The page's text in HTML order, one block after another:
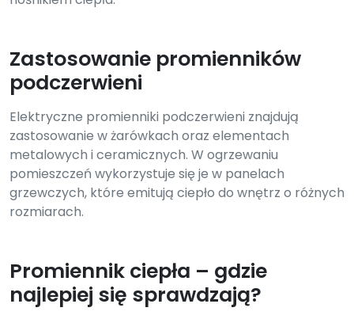
Zastosowanie promienników
podczerwieni
Elektryczne promienniki podczerwieni znajdują
zastosowanie w żarówkach oraz elementach
metalowych i ceramicznych. W ogrzewaniu
pomieszczeń wykorzystuje się je w panelach
grzewczych, które emitują ciepło do wnętrz o różnych
rozmiarach.
Promiennik ciepła – gdzie
najlepiej się sprawdzają?